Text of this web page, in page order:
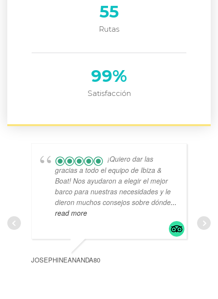
Rutas
55
Satisfacción
99%
¡Quiero dar las
gracias a todo el equipo de Ibiza &
Boat! Nos ayudaron a elegir el mejor
barco para nuestras necesidades y le
dieron muchos consejos sobre dónde...
read more
JOSEPHINEANANDA80